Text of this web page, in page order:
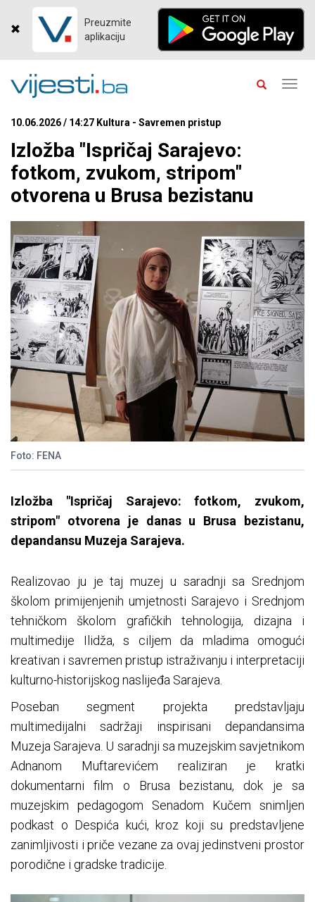
Preuzmite
aplikaciju
10.06.2026 / 14:27 Kultura - Savremen pristup
Izložba "Ispričaj Sarajevo:
fotkom, zvukom, stripom"
otvorena u Brusa bezistanu
Foto: FENA
Izložba "Ispričaj Sarajevo: fotkom, zvukom,
stripom" otvorena je danas u Brusa bezistanu,
depandansu Muzeja Sarajeva.
Realizovao ju je taj muzej u saradnji sa Srednjom
školom primijenjenih umjetnosti Sarajevo i Srednjom
tehničkom školom grafičkih tehnologija, dizajna i
multimedije Ilidža, s ciljem da mladima omogući
kreativan i savremen pristup istraživanju i interpretaciji
kulturno-historijskog naslijeđa Sarajeva.
Poseban segment projekta predstavljaju
multimedijalni sadržaji inspirisani depandansima
Muzeja Sarajeva. U saradnji sa muzejskim savjetnikom
Adnanom Muftarevićem realiziran je kratki
dokumentarni film o Brusa bezistanu, dok je sa
muzejskim pedagogom Senadom Kučem snimljen
podkast o Despića kući, kroz koji su predstavljene
zanimljivosti i priče vezane za ovaj jedinstveni prostor
porodične i gradske tradicije.